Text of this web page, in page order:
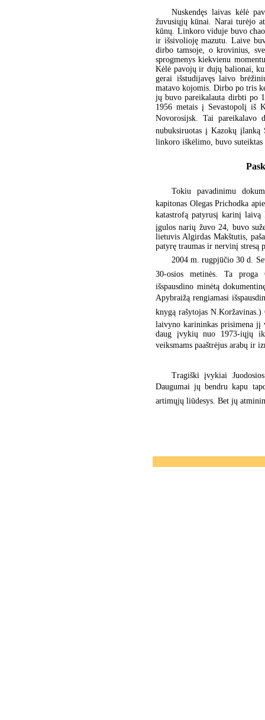
Nuskendęs laivas kėlė
žuvusiųjų kūnai. Narai turėjo
kūnų. Linkoro viduje buvo
ir išsivolioję mazutu. Laive
dirbo tamsoje, o krovinius,
sprogmenys kiekvienu
Kėlė pavojų ir dujų balionai,
gerai išstudijavęs laivo
matavo kojomis. Dirbo po tris
jų buvo pareikalauta dirbti po
1956 metais į Sevastopolį iš
Novorosijsk. Tai
nubuksiruotas į Kazokų įlanką
linkoro iškėlimo, buvo suteiktas
Tokiu pavadinimu
kapitonas Olegas Prichodka
katastrofą patyrusį karinį laivą
įgulos narių žuvo 24, buvo
lietuvis Algirdas Makštutis,
patyrę traumas ir nervinį stresą
2004 m. rugpjūčio 30 d.
30-osios metinės. Ta proga
išspausdino minėtą
Apybraižą rengiamasi
knygą rašytojas N.Koržavinas.)
laivyno karininkas prisimena jį
daug įvykių nuo 1973-iųjų
veiksmams paaštrėjus arabų ir
Tragiški įvykiai
Daugumai jų bendru kapu
artimųjų liūdesys. Bet jų